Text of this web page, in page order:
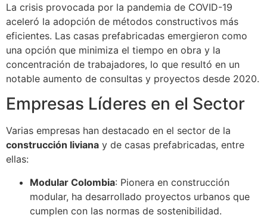
La crisis provocada por la pandemia de COVID-19
aceleró la adopción de métodos constructivos más
eficientes. Las casas prefabricadas emergieron como
una opción que minimiza el tiempo en obra y la
concentración de trabajadores, lo que resultó en un
notable aumento de consultas y proyectos desde 2020.
Empresas Líderes en el Sector
Varias empresas han destacado en el sector de la
construcción liviana y de casas prefabricadas, entre
ellas:
Modular Colombia: Pionera en construcción
modular, ha desarrollado proyectos urbanos que
cumplen con las normas de sostenibilidad.